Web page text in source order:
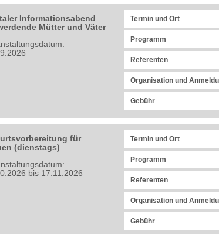
Informationsabend
Mütter und Väter
Termin und Ort
Programm
Referenten
Organisation und
Gebühr
für
(dienstags)
bis 17.11.2026
Termin und Ort
Programm
Referenten
Organisation und
Gebühr